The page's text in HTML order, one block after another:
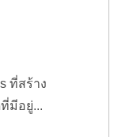
ที่สร้าง
มีอยู่...